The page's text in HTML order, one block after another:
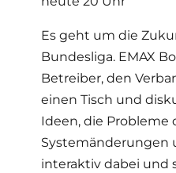
Es geht um die
Bundesliga. EMAX
Betreiber, den
einen Tisch und
Ideen, die Probleme
Systemänderungen
interaktiv dabei und